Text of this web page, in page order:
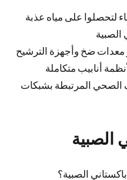
لتحصلوا على مياه عذبة
ضخ وأجهزة الترشيح
أنابيب متكاملة
المرتبطة بشبكات
الصبية
الصبية؟